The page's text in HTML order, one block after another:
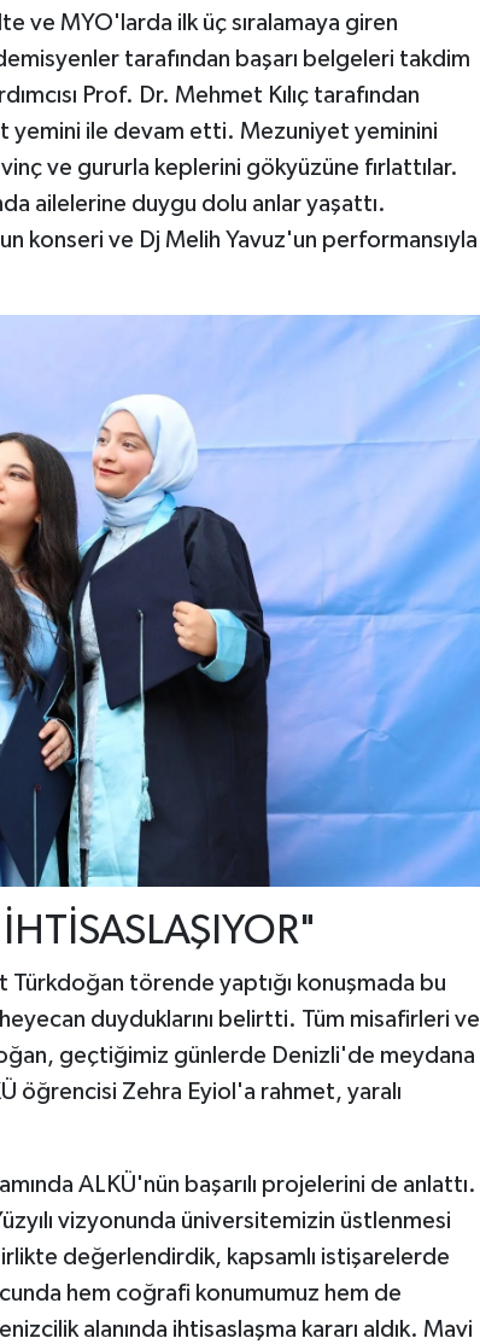
ve MYO'larda ilk üç sıralamaya giren
tarafından başarı belgeleri takdim
Prof. Dr. Mehmet Kılıç tarafından
yemini ile devam etti. Mezuniyet yeminini
ve gururla keplerini gökyüzüne fırlattılar.
ailelerine duygu dolu anlar yaşattı.
konseri ve Dj Melih Yavuz'un performansıyla
törende yaptığı konuşmada bu
duyduklarını belirtti. Tüm misafirleri ve
geçtiğimiz günlerde Denizli'de meydana
öğrencisi Zehra Eyiol'a rahmet, yaralı
ALKÜ'nün başarılı projelerini de anlattı.
vizyonunda üniversitemizin üstlenmesi
değerlendirdik, kapsamlı istişarelerde
hem coğrafi konumumuz hem de
alanında ihtisaslaşma kararı aldık. Mavi